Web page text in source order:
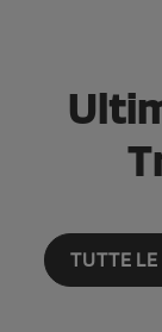
TUTTE